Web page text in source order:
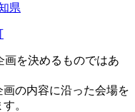
県
画を決めるものではあ
の内容に沿った会場を
。